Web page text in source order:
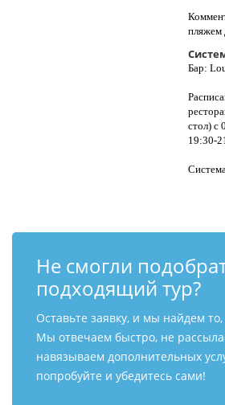
пляжем
Бар:
стол) с
19:30-
Не смогли
подходящий тур?
Оставьте заявку, и мы найдем
Мы отвечаем быстро, не
навязываем дополнительных
попробуйте и убедитесь сами!